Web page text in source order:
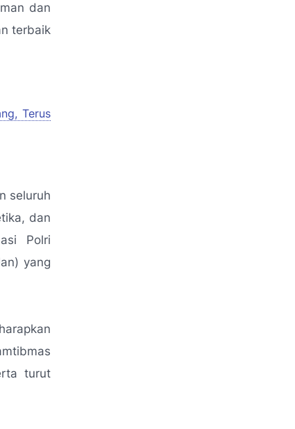
dan
terbaik
Terus
seluruh
dan
Polri
yang
turut